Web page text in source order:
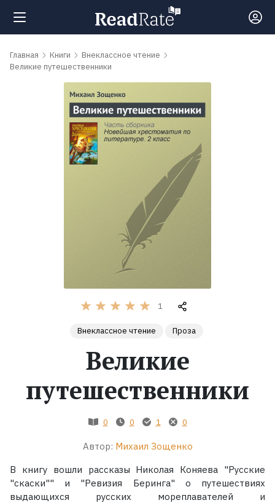
Поиск
Экранизации
Коллекции
Главная Книги
Внеклассное чтение
Великие путешественники
1
Внеклассное чтение Проза
Великие
путешественники
0 0 1 0
Автор: Михаил Зощенко
В книгу вошли рассказы Николая Коняева "Русские
"скаски"" и "Ревизия Беринга" о путешествиях
выдающихся русских мореплавателей и